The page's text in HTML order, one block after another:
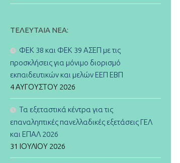
ΤΕΛΕΥΤΑΊΑ ΝΈΑ:
ΦΕΚ 38 και ΦΕΚ 39 ΑΣΕΠ με τις
προσκλήσεις για μόνιμο διορισμό
εκπαιδευτικών και μελών ΕΕΠ ΕΒΠ
4 ΑΥΓΟΎΣΤΟΥ 2026
Τα εξεταστικά κέντρα για τις
επαναληπτικές πανελλαδικές εξετάσεις ΓΕΛ
και ΕΠΑΛ 2026
31 ΙΟΥΛΊΟΥ 2026